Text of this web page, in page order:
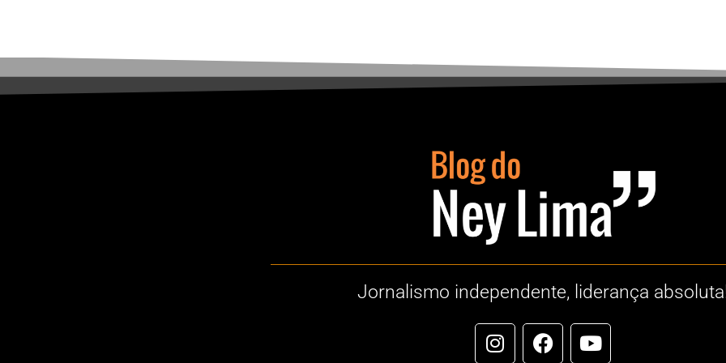
Jornalismo independente, liderança